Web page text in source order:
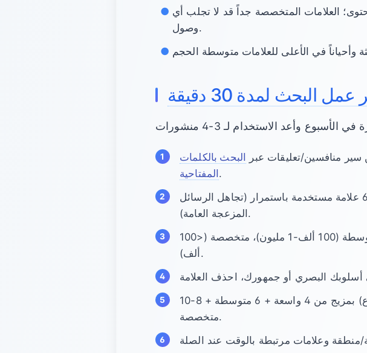
العلامات المتخصصة جداً قد لا تجلب أي
وصول.
البحث لمدة 30 دقيقة
البحث بالكلمات
المفتاحية .
جمع العلامات: افتح منشورات أعلى حديثة لكل موضوع؛ اجمع 40-60 علامة مستخدمة باستمرار (تجاهل الرسائل
المزعجة العامة).
تحديد أحجامها: صنف كل علامة كواسعة (1-5 مليون منشور)، متوسطة (100 ألف-1 مليون)، متخصصة (<100
ألف).
تجميع المجموعات: أنشئ 3 مجموعات علامات (لكل موضوع) بمزيج من 4 واسعة + 6 متوسطة + 8-10
متخصصة.